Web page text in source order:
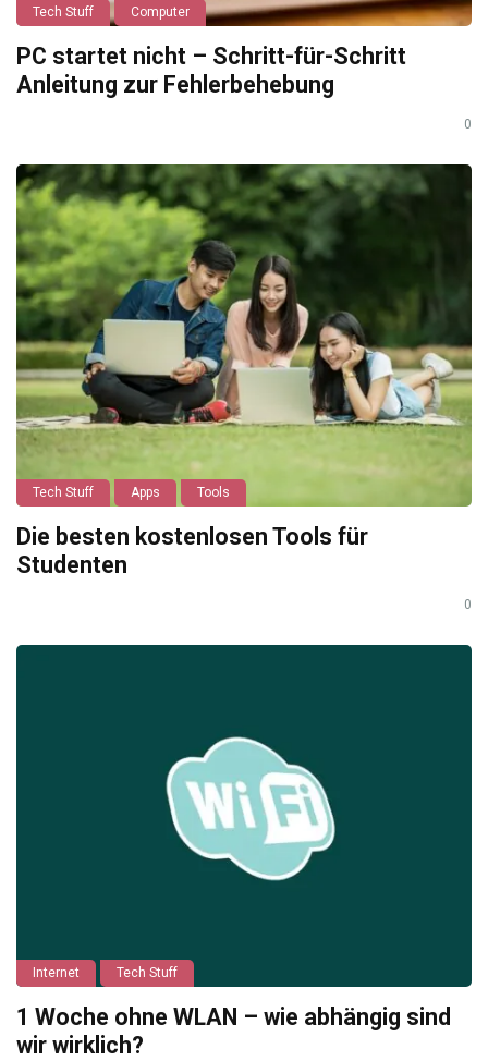
Tech Stuff Computer
PC startet nicht – Schritt-für-Schritt
Anleitung zur Fehlerbehebung
0
Tech Stuff Apps Tools
Die besten kostenlosen Tools für
Studenten
0
Internet Tech Stuff
1 Woche ohne WLAN – wie abhängig sind
wir wirklich?